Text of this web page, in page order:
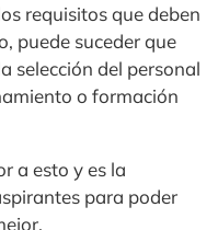
requisitos que deben
puede suceder que
selección del personal
o formación
a esto y es la
para poder